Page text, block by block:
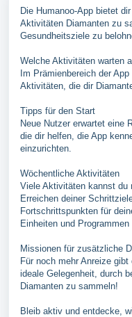
Die Humanoo-App bietet
Aktivitäten Diamanten zu
Gesundheitsziele zu
Welche Aktivitäten warten
Im Prämienbereich der
Aktivitäten, die dir
Tipps für den Start
Neue Nutzer erwartet eine
die dir helfen, die App
einzurichten.
Wöchentliche Aktivitäten
Viele Aktivitäten kannst du
Erreichen deiner
Fortschrittspunkten für
Einheiten und Programmen
Missionen für zusätzliche
Für noch mehr Anreize
ideale Gelegenheit, durch
Diamanten zu sammeln!
Bleib aktiv und entdecke,